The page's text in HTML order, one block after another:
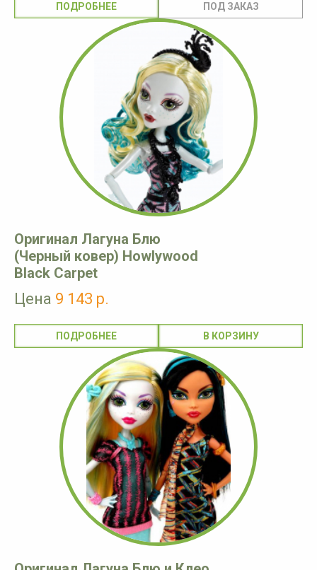
ПОДРОБНЕЕ
Оригинал Лагуна Блю
(Черный ковер) Howlywood
Black Carpet
Цена 9 143 р.
ПОДРОБНЕЕ